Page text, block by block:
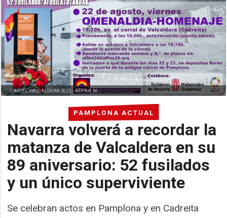
PAMPLONA ACTUAL
Navarra volverá a recordar la
matanza de Valcaldera en su
89 aniversario: 52 fusilados
y un único superviviente
Se celebran actos en Pamplona y en Cadreita
CARTEL VALCALDERA 2025 -AFFNA 36